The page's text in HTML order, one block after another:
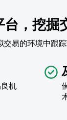
台，挖掘
交易的环境中跟
机